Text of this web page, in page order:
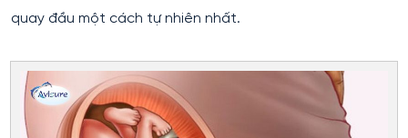
quay đầu một cách tự nhiên nhất.